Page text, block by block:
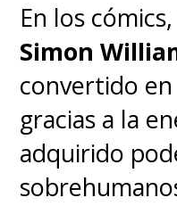
En los cómics,
Simon
convertido
gracias a la
adquirido